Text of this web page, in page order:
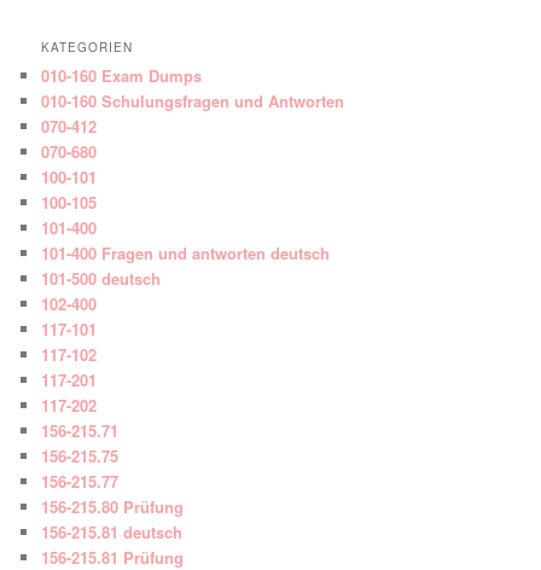
KATEGORIEN
010-160 Exam Dumps
010-160 Schulungsfragen und Antworten
070-412
070-680
100-101
100-105
101-400
101-400 Fragen und antworten deutsch
101-500 deutsch
102-400
117-101
117-102
117-201
117-202
156-215.71
156-215.75
156-215.77
156-215.80 Prüfung
156-215.81 deutsch
156-215.81 Prüfung